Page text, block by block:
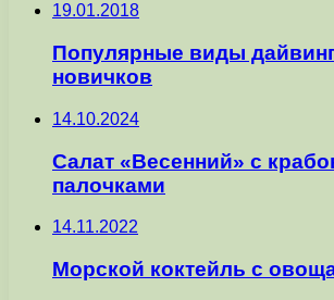
19.01.2018
Популярные виды
новичков
14.10.2024
Салат «Весенний» с
палочками
14.11.2022
Морской коктейль с